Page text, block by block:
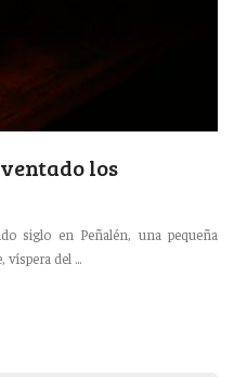
los
siglo en Peñalén, una pequeña
víspera del ...